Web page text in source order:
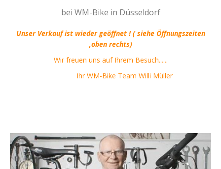
bei WM-Bike in Düsseldorf
Unser Verkauf ist wieder geöffnet ! ( siehe Öffnungszeiten
,oben rechts)
Wir freuen uns auf Ihrem Besuch......
Ihr WM-Bike Team Willi Müller